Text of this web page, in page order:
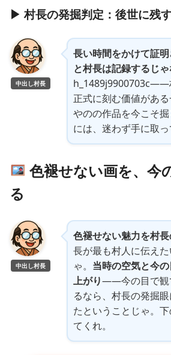
▶ 村長の発掘判定：後世に残
中出し村長
長い時間をかけて証
と村長は記録するじ
h_1489j9900703c——
正式に刻む価値があ
やのの作品を今こそ
には、迷わず手に取っ
色褪せない画を、今
る
中出し村長
色褪せない魅力を村
長が最も村人に伝え
ゃ。 当時の空気と今
上がり——今の目で観
るなら、村長の発掘
たということじゃ。
てくれ。